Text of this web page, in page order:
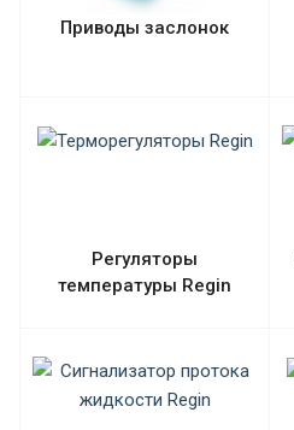
Приводы заслонок
Регуляторы
температуры Regin